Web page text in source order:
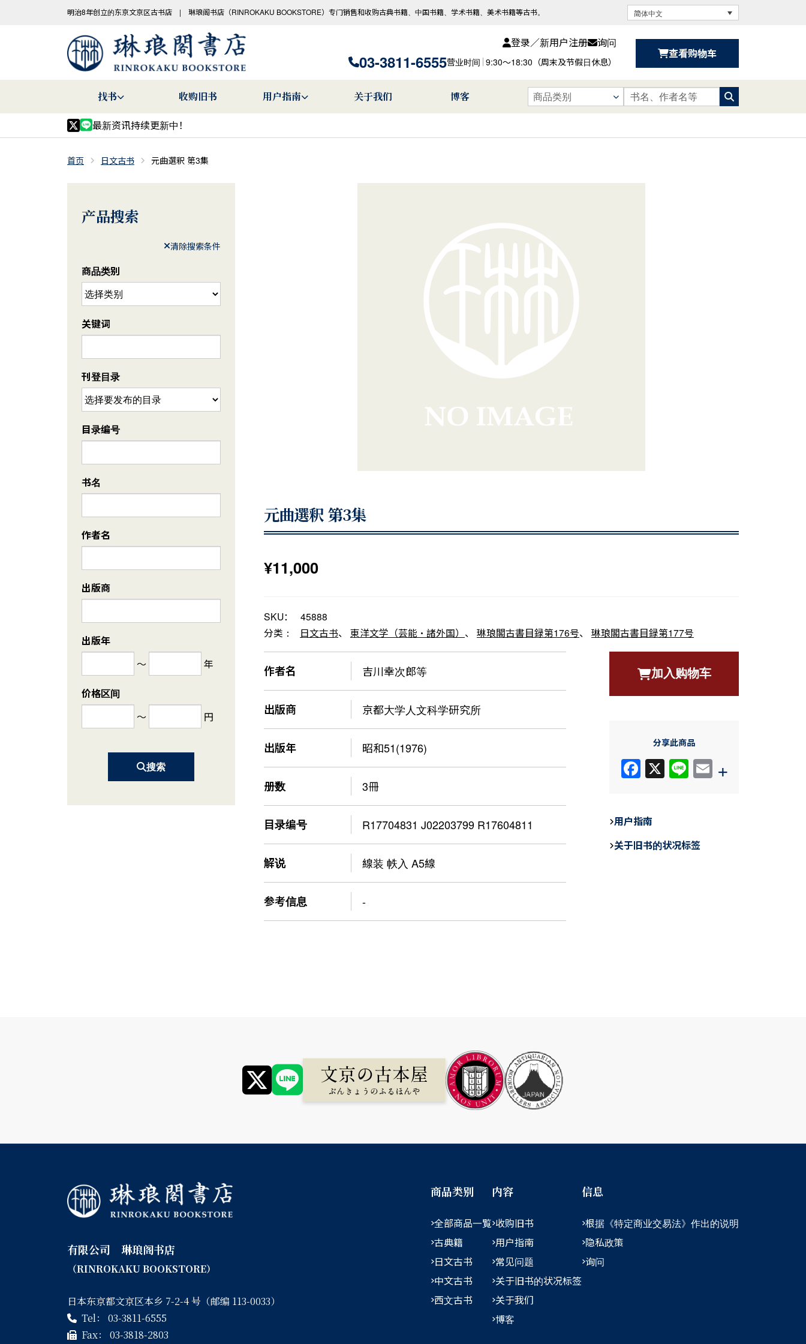
明治8年创立的东京文京区古书店 | 琳琅阁书店（RINROKAKU BOOKSTORE）专门销售和收购古典书籍、中国书籍、学术书籍、美术书籍等古书。 简体中文
登录／新用户注册 询问
03-3811-6555营业时间 9:30〜18:30（周末及节假日休息）
查看购物车
找书 收购旧书 用户指南 关于我们 博客
最新资讯持续更新中！
首页 日文古书 元曲選釈 第3集
元曲選釈 第3集
¥11,000
SKU：
45888
分类：
日文古书、 東洋文学（芸能・諸外国） 、 琳琅閣古書目録第176号、 琳琅閣古書目録第177号
作者名 吉川幸次郎等
出版商 京都大学人文科学研究所
出版年 昭和51(1976)
册数 3冊
目录编号 R17704831 J02203799 R17604811
解说 線装 帙入 A5線
参考信息 -
加入购物车
分享此商品
F
e
b
X Li E
+
用户指南
关于旧书的状况标签
产品搜索
清除搜索条件
商品类别
关键词
刊登目录
目录编号
书名
作者名
出版商
出版年
～
年
价格区间
～
円
搜索
有限公司 琳琅阁书店
（RINROKAKU BOOKSTORE）
日本东京都文京区本乡 7-2-4 号（邮编 113-0033）
Tel：
03-3811-6555
Fax：
03-3818-2803
商品类别
全部商品一覧
古典籍
日文古书
中文古书
西文古书
内容
收购旧书
用户指南
常见问题
关于旧书的状况标签
关于我们
博客
信息
根据《特定商业交易法》作出的说明
隐私政策
询问